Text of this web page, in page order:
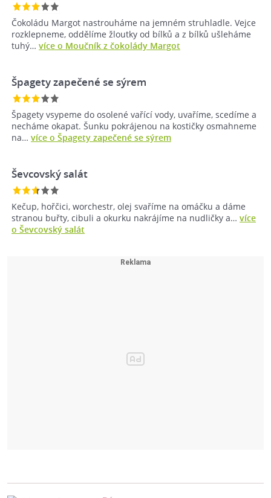
Čokoládu Margot nastrouháme na jemném struhladle. Vejce
rozklepneme, oddělíme žloutky od bílků a z bílků ušleháme
tuhý… více o Moučník z čokolády Margot
Špagety zapečené se sýrem
Špagety vsypeme do osolené vařící vody, uvaříme, scedíme a
necháme okapat. Šunku pokrájenou na kostičky osmahneme
na… více o Špagety zapečené se sýrem
Ševcovský salát
Kečup, hořčici, worchestr, olej svaříme na omáčku a dáme
stranou buřty, cibuli a okurku nakrájíme na nudličky a… více
o Ševcovský salát